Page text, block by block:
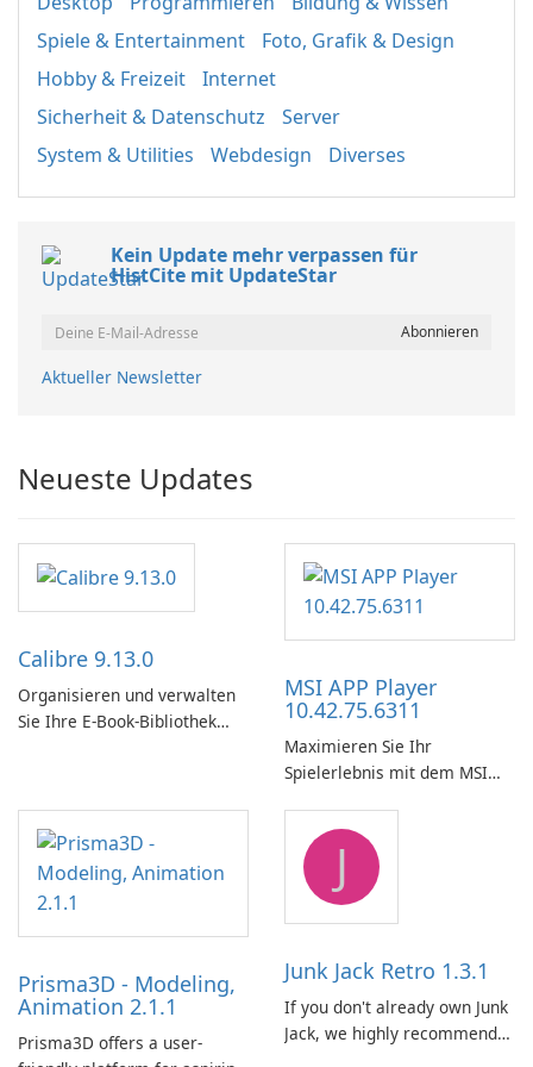
Spiele & Entertainment
Foto, Grafik & Design
Hobby & Freizeit
Internet
Sicherheit & Datenschutz
Server
System & Utilities
Webdesign Diverses
Kein Update mehr verpassen für
HistCite mit UpdateStar
Aktueller Newsletter
Neueste Updates
Calibre 9.13.0
Organisieren und verwalten
Sie Ihre E-Book-Bibliothek
MSI APP Player
10.42.75.6311
Maximieren Sie Ihr
Spielerlebnis mit dem MSI
Prisma3D - Modeling,
Animation 2.1.1
Prisma3D offers a user-
J
Junk Jack Retro 1.3.1
If you don't already own Junk
Jack, we highly recommend